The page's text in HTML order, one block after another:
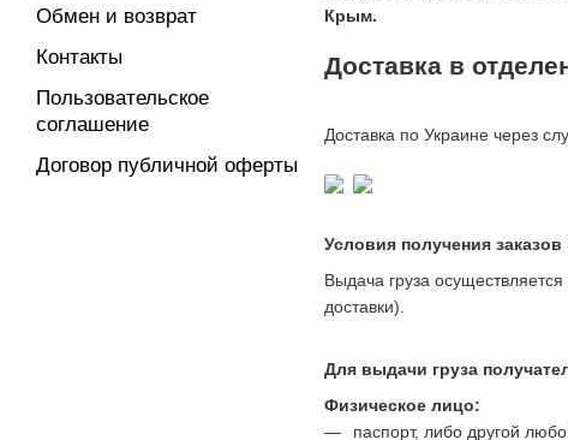
Крым.
Доставка в
Доставка по Украине через
Условия получения
Выдача груза
доставки).
Для выдачи груза
Физическое лицо:
паспорт, либо другой
Обмен и возврат
Контакты
Пользовательское
соглашение
Договор публичной оферты